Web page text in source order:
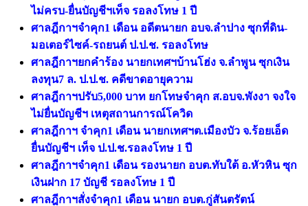
ไม่ครบ-ยื่นบัญชีฯเท็จ รอลงโทษ 1 ปี
ศาลฎีกาฯจำคุก1 เดือน อดีตนายก อบจ.ลำปาง ซุกที่ดิน-
มอเตอร์ไซค์-รถยนต์ ป.ป.ช. รอลงโทษ
ศาลฎีกาฯยกคำร้อง นายกเทศฯบ้านโฮ่ง จ.ลําพูน ซุกเงิน
ลงทุน7 ล. ป.ป.ช. คดีขาดอายุความ
ศาลฎีกาฯปรับ5,000 บาท ยกโทษจําคุก ส.อบจ.พังงา จงใจ
ไม่ยื่นบัญชีฯ เหตุสถานการณ์โควิด
ศาลฎีกาฯ จําคุก1 เดือน นายกเทศฯต.เมืองบัว จ.ร้อยเอ็ด
ยื่นบัญชีฯ เท็จ ป.ป.ช.รอลงโทษ 1 ปี
ศาลฎีกาฯจำคุก1 เดือน รองนายก อบต.ทับใต้ อ.หัวหิน ซุก
เงินฝาก 17 บัญชี รอลงโทษ 1 ปี
ศาลฎีกาฯสั่งจําคุก1 เดือน นายก อบต.กู่สันตรัตน์